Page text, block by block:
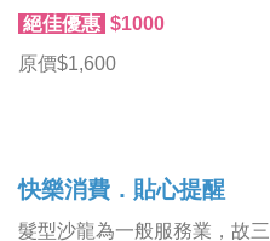
絕佳優惠 $1000
原價$1,600
快樂消費．貼心提醒
髮型沙龍為一般服務業，故